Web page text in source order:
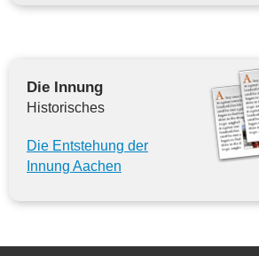
Die Innung
Historisches
Die Entstehung der
Innung Aachen